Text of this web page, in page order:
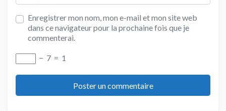
Enregistrer mon nom, mon e-mail et mon site web
dans ce navigateur pour la prochaine fois que je
commenterai.
− 7 = 1